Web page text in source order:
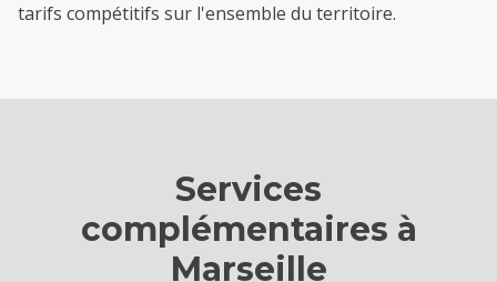
tarifs compétitifs sur l'ensemble du territoire.
Services
complémentaires à
Marseille